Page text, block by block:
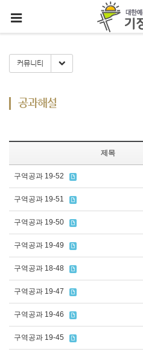
커뮤니티 Toggle Dropdown
공과해설
제목
구역공과 19-52
구역공과 19-51
구역공과 19-50
구역공과 19-49
구역공과 18-48
구역공과 19-47
구역공과 19-46
구역공과 19-45